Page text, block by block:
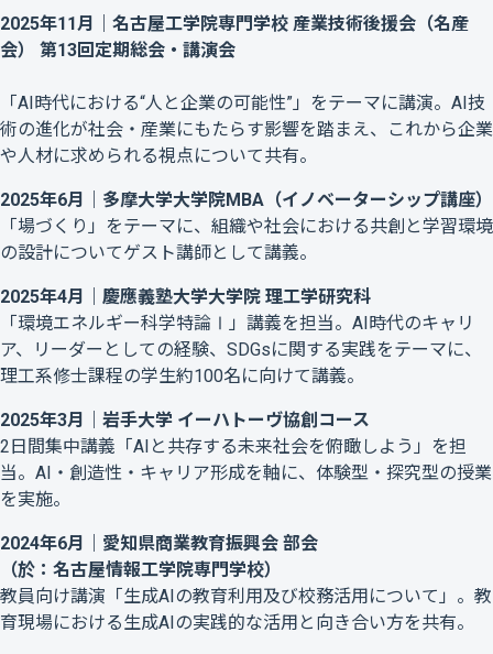
2025年11月｜名古屋工学院専門学校 産業技術後援会（名産
会） 第13回定期総会・講演会
「AI時代における“人と企業の可能性”」をテーマに講演。AI技
術の進化が社会・産業にもたらす影響を踏まえ、これから企業
や人材に求められる視点について共有。
2025年6月｜多摩大学大学院MBA（イノベーターシップ講座）
「場づくり」をテーマに、組織や社会における共創と学習環境
の設計についてゲスト講師として講義。
2025年4月｜慶應義塾大学大学院 理工学研究科
「環境エネルギー科学特論Ⅰ」講義を担当。AI時代のキャリ
ア、リーダーとしての経験、SDGsに関する実践をテーマに、
理工系修士課程の学生約100名に向けて講義。
2025年3月｜岩手大学 イーハトーヴ協創コース
2日間集中講義「AIと共存する未来社会を俯瞰しよう」を担
当。AI・創造性・キャリア形成を軸に、体験型・探究型の授業
を実施。
2024年6月｜愛知県商業教育振興会 部会
（於：名古屋情報工学院専門学校）
教員向け講演「生成AIの教育利用及び校務活用について」。教
育現場における生成AIの実践的な活用と向き合い方を共有。